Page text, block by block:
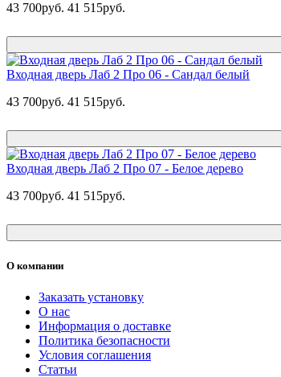
43 700руб. 41 515руб.
Входная дверь Лаб 2 Про 06 - Сандал белый
43 700руб. 41 515руб.
Входная дверь Лаб 2 Про 07 - Белое дерево
43 700руб. 41 515руб.
О компании
Заказать установку
О нас
Информация о доставке
Политика безопасности
Условия соглашения
Статьи